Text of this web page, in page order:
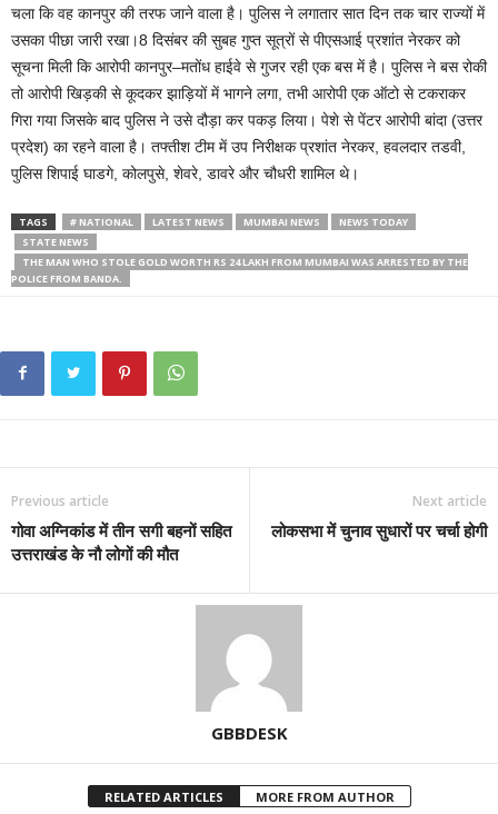
चला कि वह कानपुर की तरफ जाने वाला है। पुलिस ने लगातार सात दिन तक चार राज्यों में
उसका पीछा जारी रखा।8 दिसंबर की सुबह गुप्त सूत्रों से पीएसआई प्रशांत नेरकर को
सूचना मिली कि आरोपी कानपुर–मतोंध हाईवे से गुजर रही एक बस में है। पुलिस ने बस रोकी
तो आरोपी खिड़की से कूदकर झाड़ियों में भागने लगा, तभी आरोपी एक ऑटो से टकराकर
गिरा गया जिसके बाद पुलिस ने उसे दौड़ा कर पकड़ लिया। पेशे से पेंटर आरोपी बांदा (उत्तर
प्रदेश) का रहने वाला है। तफ्तीश टीम में उप निरीक्षक प्रशांत नेरकर, हवलदार तडवी,
पुलिस शिपाई घाडगे, कोलपुसे, शेवरे, डावरे और चौधरी शामिल थे।
TAGS # NATIONAL LATEST NEWS MUMBAI NEWS
NEWS TODAY
STATE NEWS
THE MAN WHO STOLE GOLD WORTH RS 24 LAKH FROM MUMBAI WAS ARRESTED BY THE
POLICE FROM BANDA.
Previous article
गोवा अग्निकांड में तीन सगी बहनों सहित
उत्तराखंड के नौ लोगों की मौत
Next article
लोकसभा में चुनाव सुधारों पर चर्चा होगी
GBBDESK
RELATED ARTICLES MORE FROM AUTHOR